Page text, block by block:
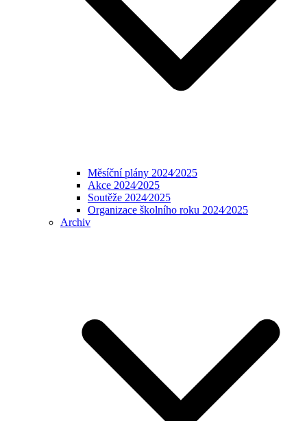
Měsíční plány 2024⁄2025
Akce 2024⁄2025
Soutěže 2024⁄2025
Organizace školního roku 2024⁄2025
Archiv